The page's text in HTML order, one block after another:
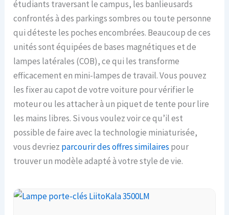
étudiants traversant le campus, les banlieusards
confrontés à des parkings sombres ou toute personne
qui déteste les poches encombrées. Beaucoup de ces
unités sont équipées de bases magnétiques et de
lampes latérales (COB), ce qui les transforme
efficacement en mini-lampes de travail. Vous pouvez
les fixer au capot de votre voiture pour vérifier le
moteur ou les attacher à un piquet de tente pour lire
les mains libres. Si vous voulez voir ce qu’il est
possible de faire avec la technologie miniaturisée,
vous devriez parcourir des offres similaires pour
trouver un modèle adapté à votre style de vie.